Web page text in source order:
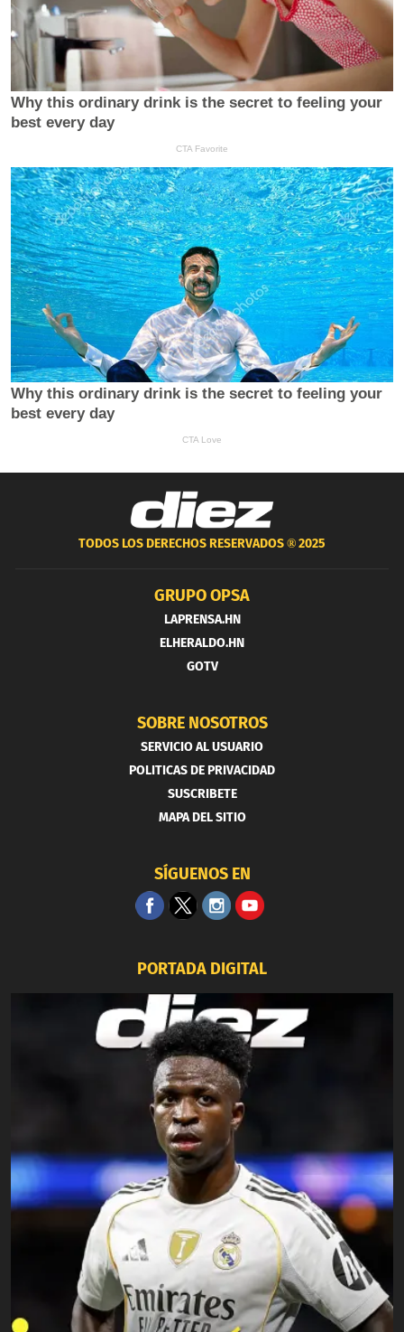
TODOS LOS DERECHOS RESERVADOS ®2025
GRUPO OPSA
LAPRENSA.HN
ELHERALDO.HN
GOTV
SOBRE NOSOTROS
SERVICIO AL USUARIO
POLITICAS DE PRIVACIDAD
SUSCRIBETE
MAPA DEL SITIO
SÍGUENOS EN
PORTADA DIGITAL